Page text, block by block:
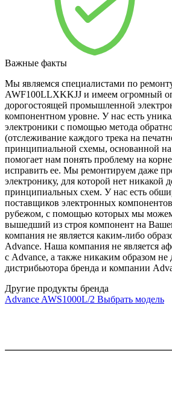
Важные факты
Мы являемся специалистами по
AWF100LLXKKJJ и имеем огромный
дорогостоящей промышленной
компонентном уровне. У нас есть
электроники с помощью метода
(отслеживание каждого трека на
принципиальной схемы, основанной
помогает нам понять проблему на
исправить ее. Мы ремонтируем даже
электронику, для которой нет никакой
принципиальных схем. У нас есть
поставщиков электронных
рубежом, с помощью которых мы
вышедший из строя компонент на
компания не является каким-либо
Advance. Наша компания не является
с Advance, а также никаким образом не
дистрибьютора бренда и компании
Другие продукты бренда
Advance AWS1000L/2 Выбрать модель